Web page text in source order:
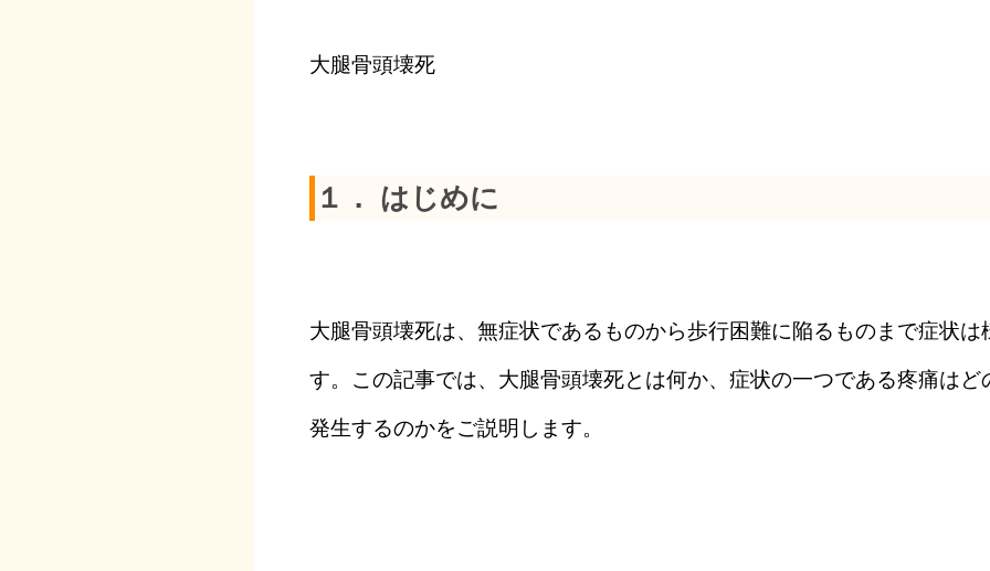
大腿骨頭壊死
１． はじめに
大腿骨頭壊死は、無症状であるものから歩行困難に陥るものまで症状は
す。この記事では、大腿骨頭壊死とは何か、症状の一つである疼痛はど
発生するのかをご説明します。